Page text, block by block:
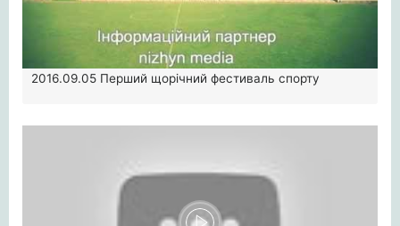
2016.09.05 Перший щорічний фестиваль спорту